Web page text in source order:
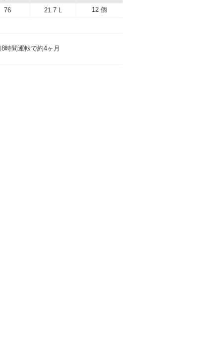
76 21.7 L 12 個
8時間運転で約4ヶ月